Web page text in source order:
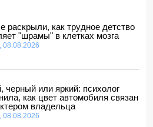
Ивановку в Харьковской
на 9 августа
Ильхаму Алиеву
для повторения
раскрыли, как трудное детство
"шрамы" в клетках мозга
08.08.2026
черный или яркий: психолог
как цвет автомобиля связан
владельца
08.08.2026